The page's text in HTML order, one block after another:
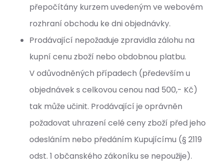
přepočítány kurzem uvedeným ve webovém
rozhraní obchodu ke dni objednávky.
Prodávající nepožaduje zpravidla zálohu na
kupní cenu zboží nebo obdobnou platbu.
V odůvodněných případech (především u
objednávek s celkovou cenou nad 500,- Kč)
tak může učinit. Prodávající je oprávněn
požadovat uhrazení celé ceny zboží před jeho
odesláním nebo předáním Kupujícímu (§ 2119
odst. 1 občanského zákoníku se nepoužije).